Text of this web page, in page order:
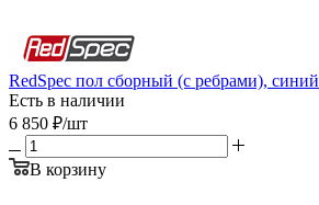
RedSpec пол сборный (с ребрами), синий
Есть в наличии
6 850 ₽/шт
В корзину